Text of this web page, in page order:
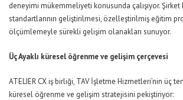
deneyimi mükemmeliyeti konusunda çalışıyor.
standartlarının geliştirilmesi, özelleştirilmiş eğitim
ölçümlemeyle sürekli gelişim olanakları sunuyor.
Üç Ayaklı küresel öğrenme ve gelişim çerçevesi
ATELIER CX iş birliği, TAV İşletme Hizmetleri’nin üç
küresel öğrenme ve gelişim stratejisini pekiştiriyor: